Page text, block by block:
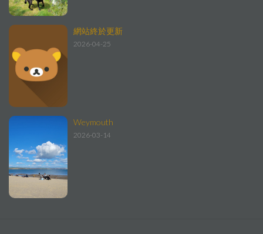
網站終於更新
2026-04-25
Weymouth
2026-03-14